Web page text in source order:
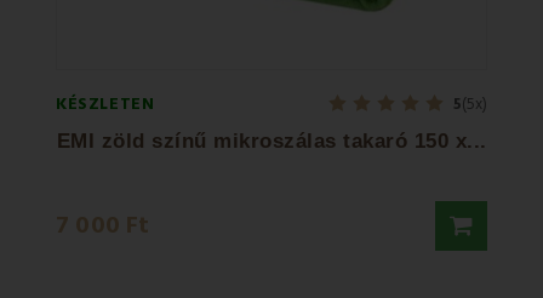
KÉSZLETEN 5(5x)
EMI zöld színű mikroszálas takaró 150 x...
7 000 Ft